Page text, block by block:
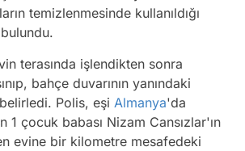
temizlenmesinde kullanıldığı
terasında işlendikten sonra
bahçe duvarının yanındaki
belirledi. Polis, eşi Almanya'da
1 çocuk babası Nizam Cansızlar'ın
evine bir kilometre mesafedeki